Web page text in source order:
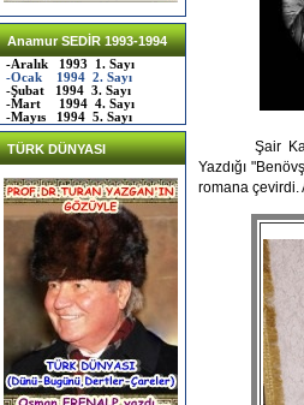
Anamur SEDİR 1993-1994
-Aralık 1993 1. Sayı
-Ocak 1994 2. Sayı
-Şubat 1994 3. Sayı
-Mart 1994 4. Sayı
-Mayıs 1994 5. Sayı
TÜRK DÜNYASI Şair
Yazdığı
romana çevirdi.